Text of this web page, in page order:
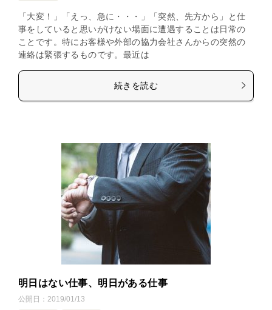
「大変！」「えっ、急に・・・」「突然、先方から」と仕
事をしていると思いがけない場面に遭遇することは日常の
ことです。特にお客様や外部の協力会社さんからの突然の
連絡は緊張するものです。最近は
続きを読む
明日はない仕事、明日がある仕事
公開日： 2019/01/13